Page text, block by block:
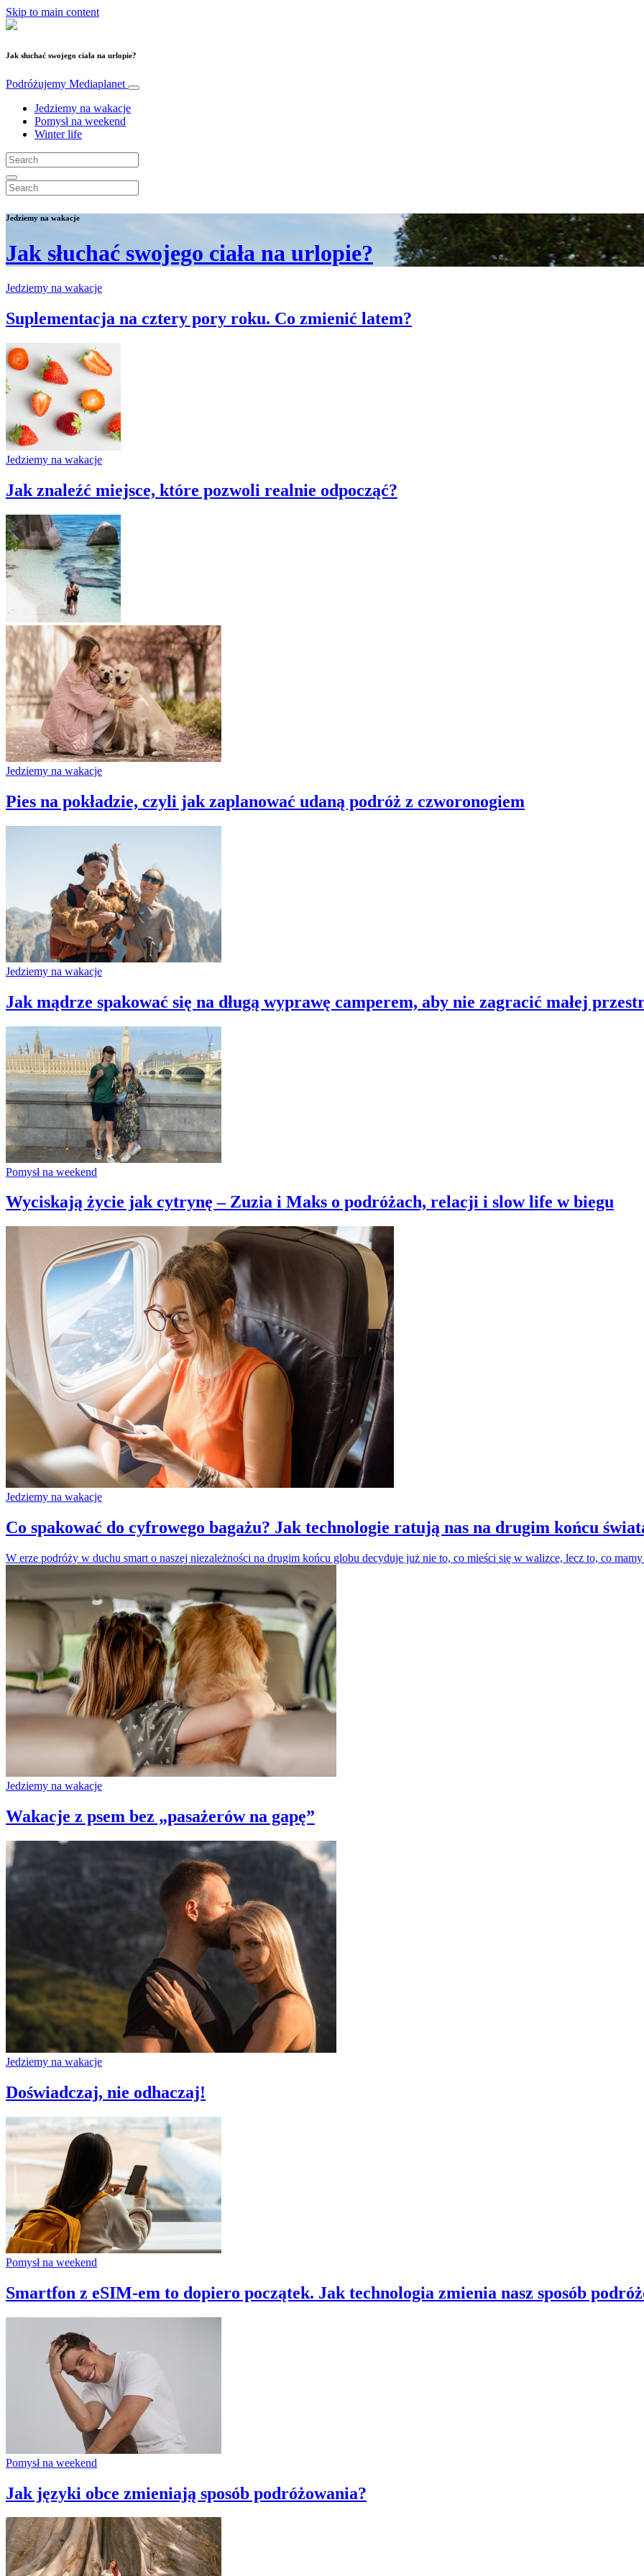
Skip to main content
Jak słuchać swojego ciała na urlopie?
Podróżujemy Mediaplanet
Jedziemy na wakacje
Pomysł na weekend
Winter life
Jedziemy na wakacje
Jak słuchać swojego ciała na urlopie?
Jedziemy na wakacje
Suplementacja na cztery pory roku. Co zmienić latem?
Jedziemy na wakacje
Jak znaleźć miejsce, które pozwoli realnie odpocząć?
Jedziemy na wakacje
Pies na pokładzie, czyli jak zaplanować udaną podróż z czworonogiem
Jedziemy na wakacje
Jak mądrze spakować się na długą wyprawę camperem, aby nie zagracić małej
Pomysł na weekend
Wyciskają życie jak cytrynę – Zuzia i Maks o podróżach, relacji i slow life w biegu
Jedziemy na wakacje
Co spakować do cyfrowego bagażu? Jak technologie ratują nas na drugim końcu
W erze podróży w duchu smart o naszej niezależności na drugim końcu globu decyduje już nie to, co mieści się w walizce, lecz to, co
Jedziemy na wakacje
Wakacje z psem bez „pasażerów na gapę”
Jedziemy na wakacje
Doświadczaj, nie odhaczaj!
Pomysł na weekend
Smartfon z eSIM-em to dopiero początek. Jak technologia zmienia nasz sposób
Pomysł na weekend
Jak języki obce zmieniają sposób podróżowania?